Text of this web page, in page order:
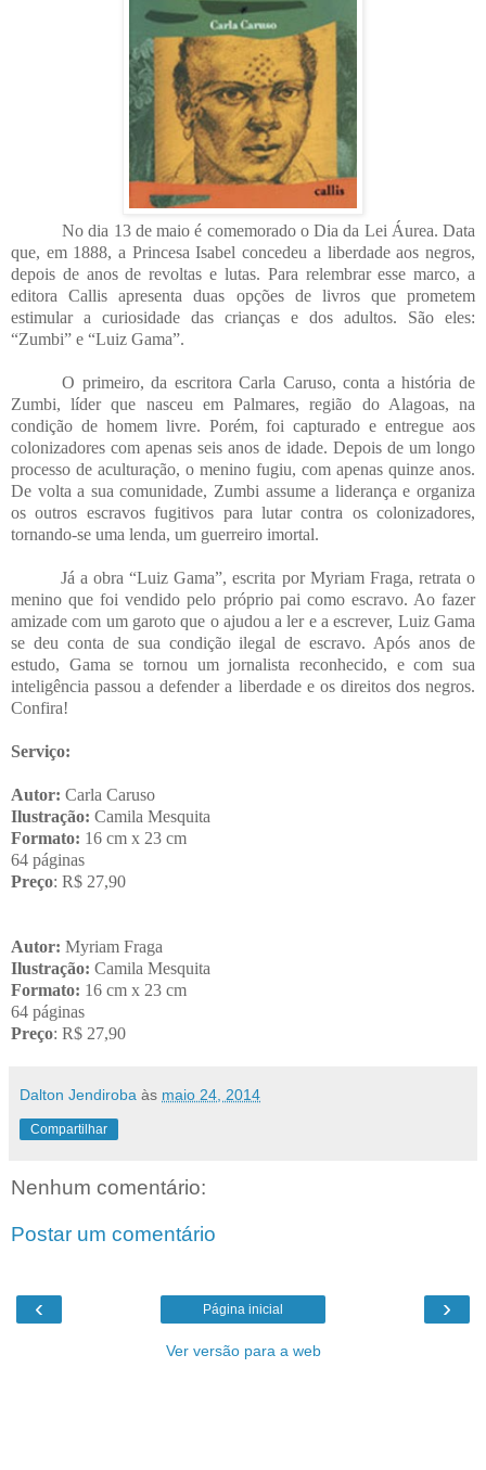
No dia 13 de maio é comemorado o Dia da Lei Áurea. Data
que, em 1888, a Princesa Isabel concedeu a liberdade aos negros,
depois de anos de revoltas e lutas. Para relembrar esse marco, a
editora Callis apresenta duas opções de livros que prometem
estimular a curiosidade das crianças e dos adultos. São eles:
“Zumbi” e “Luiz Gama”.
O primeiro, da escritora Carla Caruso, conta a história de
Zumbi, líder que nasceu em Palmares, região do Alagoas, na
condição de homem livre. Porém, foi capturado e entregue aos
colonizadores com apenas seis anos de idade. Depois de um longo
processo de aculturação, o menino fugiu, com apenas quinze anos.
De volta a sua comunidade, Zumbi assume a liderança e organiza
os outros escravos fugitivos para lutar contra os colonizadores,
tornando-se uma lenda, um guerreiro imortal.
Já a obra “Luiz Gama”, escrita por Myriam Fraga, retrata o
menino que foi vendido pelo próprio pai como escravo. Ao fazer
amizade com um garoto que o ajudou a ler e a escrever, Luiz Gama
se deu conta de sua condição ilegal de escravo. Após anos de
estudo, Gama se tornou um jornalista reconhecido, e com sua
inteligência passou a defender a liberdade e os direitos dos negros.
Confira!
Serviço:
Autor: Carla Caruso
Ilustração: Camila Mesquita
Formato: 16 cm x 23 cm
64 páginas
Preço: R$ 27,90
Autor: Myriam Fraga
Ilustração: Camila Mesquita
Formato: 16 cm x 23 cm
64 páginas
Preço: R$ 27,90
Dalton Jendiroba às maio 24, 2014
Compartilhar
Nenhum comentário:
Postar um comentário
‹ ›
Página inicial
Ver versão para a web